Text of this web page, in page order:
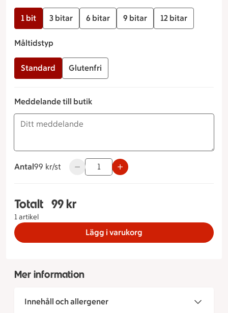
1 bit 3 bitar 6 bitar 9 bitar 12 bitar
Måltidstyp
Standard Glutenfri
Meddelande till butik
Antal
99 kronor styck
99 kr/st Använd knapparna för att minska eller
Totalt
1 artikel
Totalt 1 stycken Smörgåstårta ost & skinka
99 kr
Lägg i varukorg
Mer information
Innehåll och allergener